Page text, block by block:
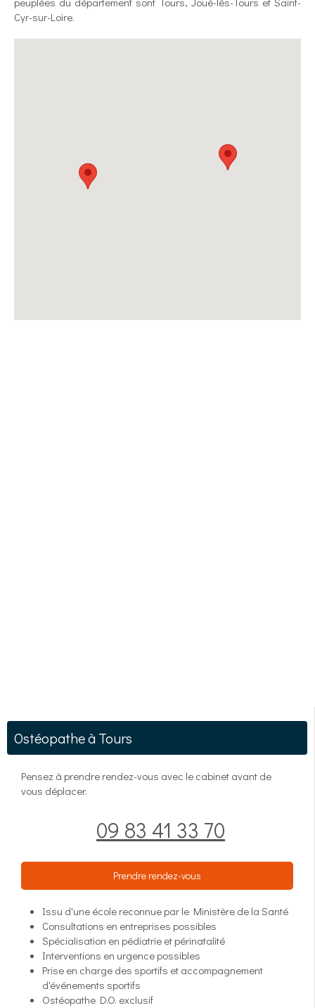
Cyr-sur-Loire.
Ostéopathe à Tours
Pensez à prendre rendez-vous avec le cabinet avant de
vous déplacer.
09 83 41 33 70
Prendre rendez-vous
Issu d'une école reconnue par le Ministère de la Santé
Consultations en entreprises possibles
Spécialisation en pédiatrie et périnatalité
Interventions en urgence possibles
Prise en charge des sportifs et accompagnement
d'événements sportifs
Ostéopathe D.O. exclusif